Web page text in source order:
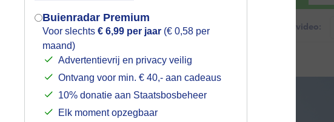
Buienradar Premium
Voor slechts € 6,99 per jaar (€ 0,58 per
maand)
Advertentievrij en privacy veilig
Ontvang voor min. € 40,- aan cadeaus
10% donatie aan Staatsbosbeheer
Elk moment opzegbaar
Zoeken in foto & video:
lenteweer!
Mogen we je locatie gebruiken voor
het weer?